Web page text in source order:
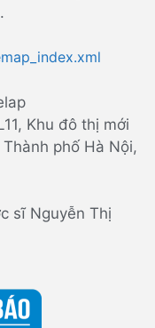
Khu đô thị mới
phố Hà Nội,
sĩ Nguyễn Thị